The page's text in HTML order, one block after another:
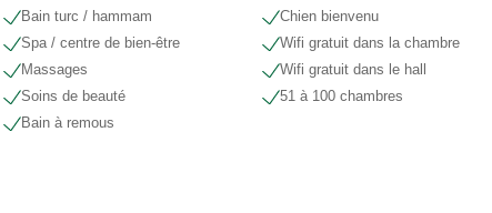
Bain turc / hammam
Spa / centre de bien-être
Massages
Soins de beauté
Bain à remous
Chien bienvenu
Wifi gratuit dans la chambre
Wifi gratuit dans le hall
51 à 100 chambres